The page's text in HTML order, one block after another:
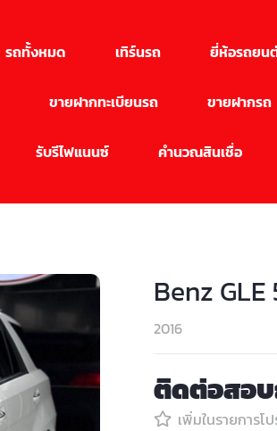
รถทั้งหมด เทิร์นรถ ยี่ห้อรถยน
ขายฝากทะเบียนรถ ขายฝากรถ
รับรีไฟแนนซ์ คำนวณสินเชื่อ
Benz
2016
ติดต่อสอบ
เพิ่มในรายการโ